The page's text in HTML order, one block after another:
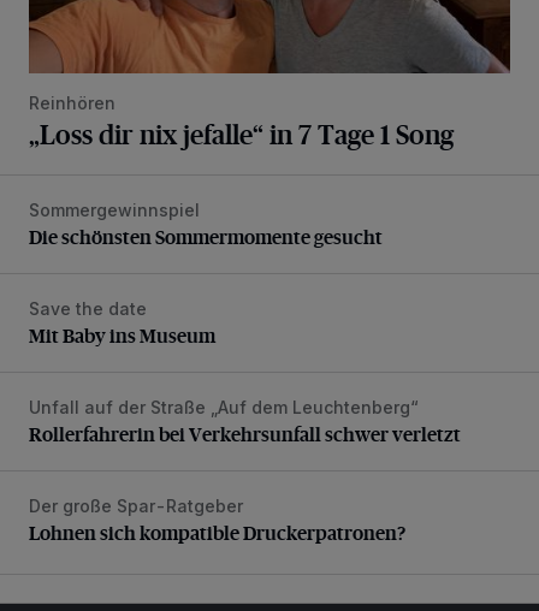
Reinhören
„Loss dir nix jefalle“ in 7 Tage 1 Song
Die schönsten Sommermomente gesucht
Sommergewinnspiel
Die schönsten Sommermomente gesucht
Mit Baby ins Museum
Save the date
Mit Baby ins Museum
Rollerfahrerin bei Verkehrsunfall schwer verletzt
Unfall auf der Straße „Auf dem Leuchtenberg“
Rollerfahrerin bei Verkehrsunfall schwer verletzt
Lohnen sich kompatible Druckerpatronen?
Der große Spar-Ratgeber
Lohnen sich kompatible Druckerpatronen?